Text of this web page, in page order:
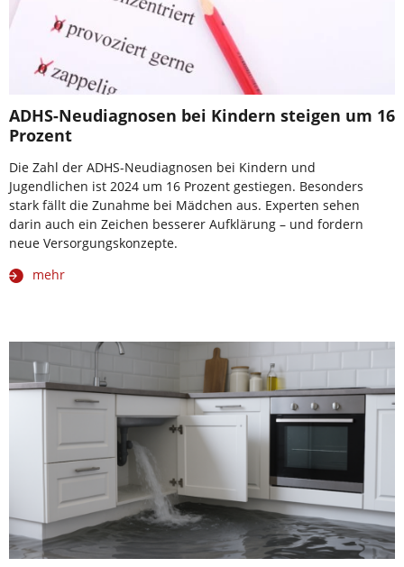
ADHS-Neudiagnosen bei Kindern steigen um 16
Prozent
Die Zahl der ADHS-Neudiagnosen bei Kindern und
Jugendlichen ist 2024 um 16 Prozent gestiegen. Besonders
stark fällt die Zunahme bei Mädchen aus. Experten sehen
darin auch ein Zeichen besserer Aufklärung – und fordern
neue Versorgungskonzepte.
mehr